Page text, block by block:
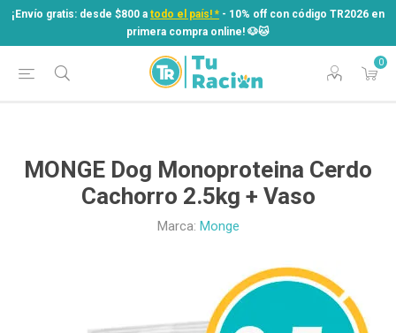
¡Envío gratis: desde $800 a todo el país! * - 10% off con código TR2026 en
primera compra online! ​🐶​🐱
0
¡Envío gratis: desde $800 atodo el país! *
- 10% off con código TR2026 en
primera compra online! ​🐶​🐱
MONGE Dog Monoproteina Cerdo
Cachorro 2.5kg + Vaso
Marca: Monge